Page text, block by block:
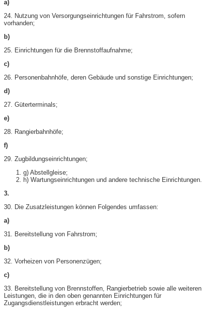
a)
24. Nutzung von Versorgungseinrichtungen für Fahrstrom, sofern
vorhanden;
b)
25. Einrichtungen für die Brennstoffaufnahme;
c)
26. Personenbahnhöfe, deren Gebäude und sonstige Einrichtungen;
d)
27. Güterterminals;
e)
28. Rangierbahnhöfe;
f)
29. Zugbildungseinrichtungen;
g) Abstellgleise;
h) Wartungseinrichtungen und andere technische Einrichtungen.
3.
30. Die Zusatzleistungen können Folgendes umfassen:
a)
31. Bereitstellung von Fahrstrom;
b)
32. Vorheizen von Personenzügen;
c)
33. Bereitstellung von Brennstoffen, Rangierbetrieb sowie alle weiteren
Leistungen, die in den oben genannten Einrichtungen für
Zugangsdienstleistungen erbracht werden;